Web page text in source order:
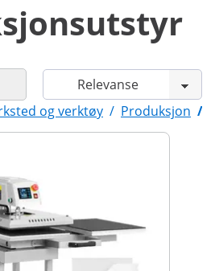
og verktøy / Produksjon /